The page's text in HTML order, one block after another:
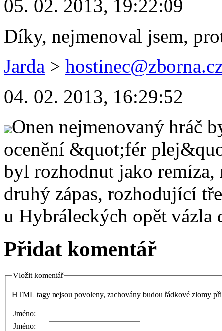
05. 02. 2013, 19:22:09
Díky, nejmenoval jsem,
Jarda >
04. 02. 2013, 16:29:52
Onen nejmenovaný hráč
ocenění &quot;fér
byl rozhodnut jako
druhý zápas, rozhodující
u Hybráleckých opět vázla
Přidat komentář
Vložit komentář
HTML tagy nejsou povoleny, zachovány budou řádkové zlomy
Jméno:
Jméno: